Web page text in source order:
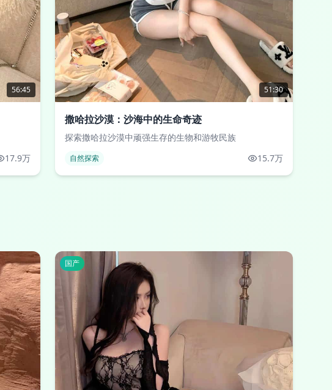
56:45
17.9万
51:30
撒哈拉沙漠：沙海中的生命奇迹
探索撒哈拉沙漠中顽强生存的生物和游牧民族
自然探索 15.7万
国产